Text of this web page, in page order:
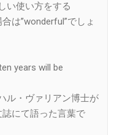
い使い方をする
は”wonderful”でしょ
years will be
ル・ヴァリアン博士が
にて語った言葉で